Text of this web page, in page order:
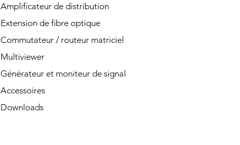
Amplificateur de distribution
Extension de fibre optique
Commutateur / routeur matriciel
Multiviewer
Générateur et moniteur de signal
Accessoires
Downloads